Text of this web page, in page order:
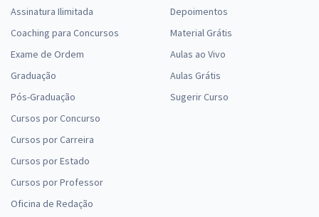
Assinatura Ilimitada
Coaching para Concursos
Exame de Ordem
Graduação
Pós-Graduação
Cursos por Concurso
Cursos por Carreira
Cursos por Estado
Cursos por Professor
Oficina de Redação
Depoimentos
Material Grátis
Aulas ao Vivo
Aulas Grátis
Sugerir Curso